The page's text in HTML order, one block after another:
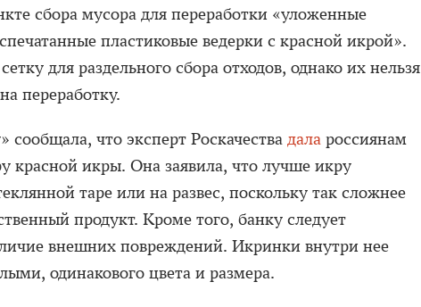
сбора мусора для переработки «уложенные
пластиковые ведерки с красной икрой».
для раздельного сбора отходов, однако их нельзя
переработку.
сообщала, что эксперт Роскачества дала россиянам
красной икры. Она заявила, что лучше икру
таре или на развес, поскольку так сложнее
продукт. Кроме того, банку следует
внешних повреждений. Икринки внутри нее
одинакового цвета и размера.